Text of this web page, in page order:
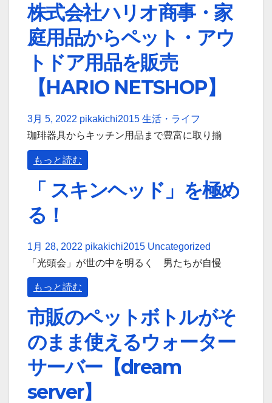
株式会社ハリオ商事・家
庭用品からペット・アウ
トドア用品を販売
【HARIO NETSHOP】
3月 5, 2022 pikakichi2015 生活・ライフ
珈琲器具からキッチン用品まで豊富に取り揃
もっと読む
「 スキンヘッド」を極め
る！
1月 28, 2022 pikakichi2015 Uncategorized
「光頭会」が世の中を明るく 男たちが自慢
もっと読む
市販のペットボトルがそ
のまま使えるウォーター
サーバー【dream
server】